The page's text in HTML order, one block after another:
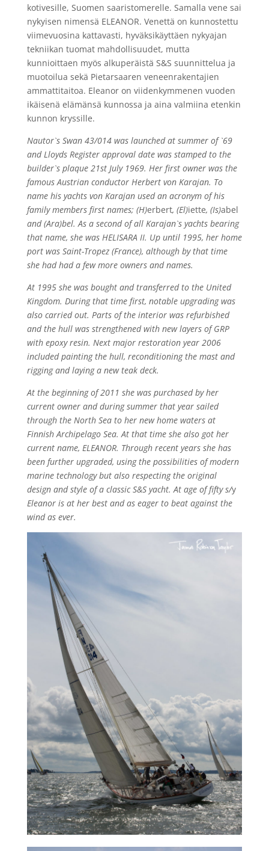
kotivesille, Suomen saaristomerelle. Samalla vene sai
nykyisen nimensä ELEANOR. Venettä on kunnostettu
viimevuosina kattavasti, hyväksikäyttäen nykyajan
tekniikan tuomat mahdollisuudet, mutta
kunnioittaen myös alkuperäistä S&S suunnittelua ja
muotoilua sekä Pietarsaaren veneenrakentajien
ammattitaitoa. Eleanor on viidenkymmenen vuoden
ikäisenä elämänsä kunnossa ja aina valmiina etenkin
kunnon kryssille.
Nautor`s Swan 43/014 was launched at summer of `69
and Lloyds Register approval date was stamped to the
builder`s plaque 21st July 1969. Her first owner was the
famous Austrian conductor Herbert von Karajan. To
name his yachts von Karajan used an acronym of his
family members first names; (H)erbert, (El)iette, (Is)abel
and (Ara)bel. As a second of all Karajan`s yachts bearing
that name, she was HELISARA II. Up until 1995, her home
port was Saint-Tropez (France), although by that time
she had had a few more owners and names.
At 1995 she was bought and transferred to the United
Kingdom. During that time first, notable upgrading was
also carried out. Parts of the interior was refurbished
and the hull was strengthened with new layers of GRP
with epoxy resin. Next major restoration year 2006
included painting the hull, reconditioning the mast and
rigging and laying a new teak deck.
At the beginning of 2011 she was purchased by her
current owner and during summer that year sailed
through the North Sea to her new home waters at
Finnish Archipelago Sea. At that time she also got her
current name, ELEANOR. Through recent years she has
been further upgraded, using the possibilities of modern
marine technology but also respecting the original
design and style of a classic S&S yacht. At age of fifty s/y
Eleanor is at her best and as eager to beat against the
wind as ever.